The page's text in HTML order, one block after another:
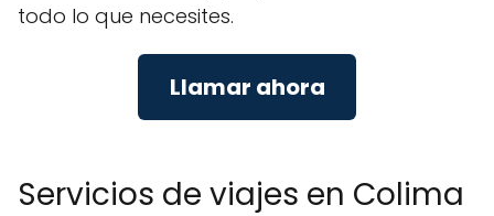
todo lo que necesites.
Llamar ahora
Servicios de viajes en Colima